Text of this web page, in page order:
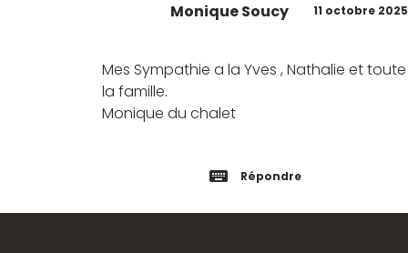
11 octobre 2025
Monique Soucy
Mes Sympathie a la Yves , Nathalie et toute
la famille.
Monique du chalet
Répondre